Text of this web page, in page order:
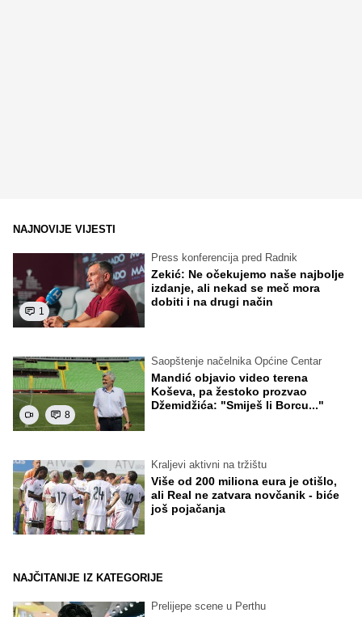
NAJNOVIJE VIJESTI
1
Press konferencija pred Radnik
Zekić: Ne očekujemo naše najbolje
izdanje, ali nekad se meč mora
dobiti i na drugi način
8
Saopštenje načelnika Općine Centar
Mandić objavio video terena
Koševa, pa žestoko prozvao
Džemidžića: "Smiješ li Borcu..."
Kraljevi aktivni na tržištu
Više od 200 miliona eura je otišlo,
ali Real ne zatvara novčanik - biće
još pojačanja
NAJČITANIJE IZ KATEGORIJE
Prelijepe scene u Perthu